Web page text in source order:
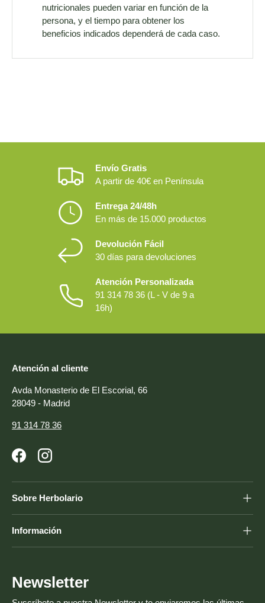
nutricionales pueden variar en función de la
persona, y el tiempo para obtener los
beneficios indicados dependerá de cada caso.
Envío Gratis
A partir de 40€ en Península
Entrega 24/48h
En más de 15.000 productos
Devolución Fácil
30 días para devoluciones
Atención Personalizada
91 314 78 36 (L - V de 9 a
16h)
Atención al cliente
Avda Monasterio de El Escorial, 66
28049 - Madrid
91 314 78 36
FacebookInstagram
Sobre Herbolario
Información
Newsletter